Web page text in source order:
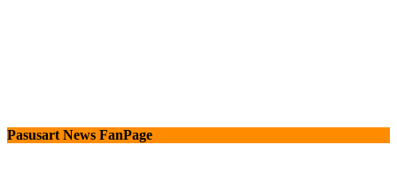
Pasusart News FanPage